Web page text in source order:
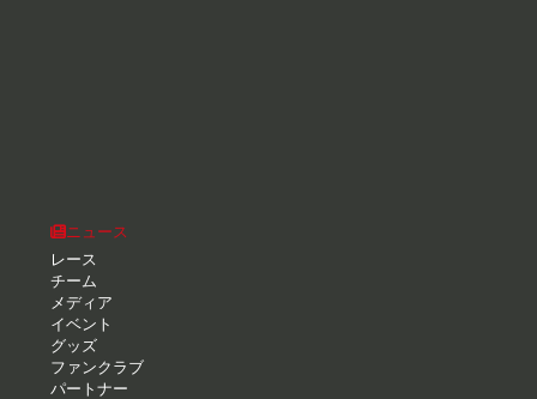
ニュース
レース
チーム
メディア
イベント
グッズ
ファンクラブ
パートナー